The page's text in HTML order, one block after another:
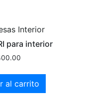
Interior
para interior
al carrito